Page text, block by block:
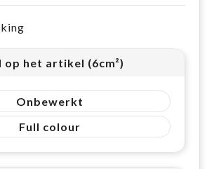
het artikel (6cm²)
Onbewerkt
Full colour